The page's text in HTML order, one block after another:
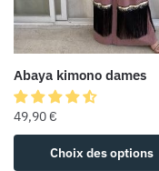
Abaya kimono dames
49,90€
Choix des options